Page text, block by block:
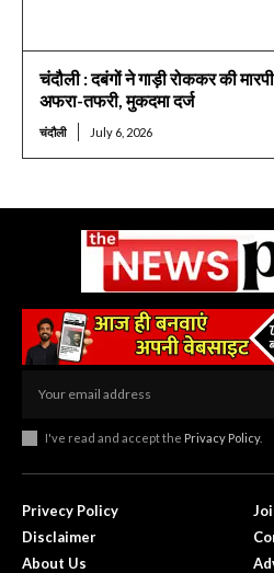
चंदौली : दबंगों ने गाड़ी रोककर की
अफरा-तफरी, मुकदमा दर्ज
चंदौली July 6, 2026
I've read and accept the Privacy Policy.
Privecy Policy
Disclaimer
About Us